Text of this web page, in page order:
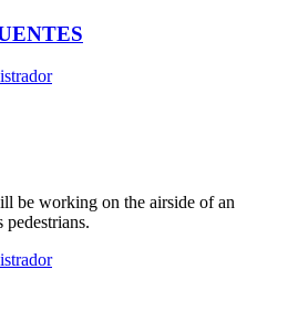
be working on the airside of an
pedestrians.